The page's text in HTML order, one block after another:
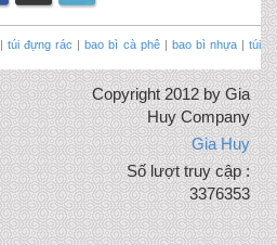
túi đựng rác bao bì cà phê| bao bì nhựa|túi
Copyright 2012 by Gia
Huy Company
Gia Huy
Số lượt truy cập :
3376353